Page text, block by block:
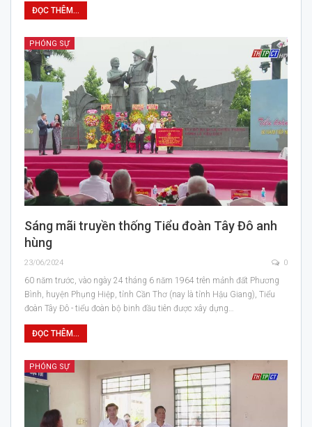
ĐỌC THÊM...
PHÓNG SỰ
Sáng mãi truyền thống Tiểu đoàn Tây Đô anh
hùng
23/06/2024 0
60 năm trước, vào ngày 24 tháng 6 năm 1964 trên mảnh đất Phương
Bình, huyện Phụng Hiệp, tỉnh Cần Thơ (nay là tỉnh Hậu Giang), Tiểu
đoàn Tây Đô - tiểu đoàn bộ binh đầu tiên được xây dựng…
ĐỌC THÊM...
PHÓNG SỰ